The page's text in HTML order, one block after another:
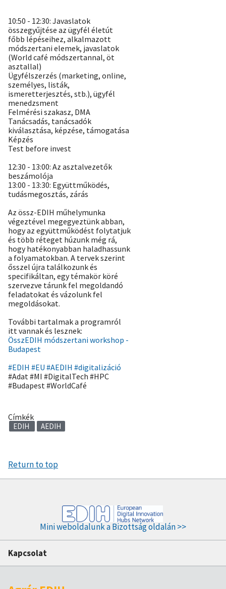
10:50 - 12:30: Javaslatok
összegyűjtése az ügyfél életút
főbb lépéseihez, alkalmazott
módszertani elemek, javaslatok
(World café módszertannal, öt
asztallal)
Ügyfélszerzés (marketing, online,
személyes, listák,
ismeretterjesztés, stb.), ügyfél
menedzsment
Felmérési szakasz, DMA
Tanácsadás, tanácsadók
kiválasztása, képzése, támogatása
Képzés
Test before invest
12:30 - 13:00: Az asztalvezetők
beszámolója
13:00 - 13:30: Együttműködés,
tudásmegosztás, zárás
Az össz-EDIH műhelymunka
végeztével megegyeztünk abban,
hogy az együttműködést folytatjuk
és több réteget húzunk még rá,
hogy hatékonyabban haladhassunk
a folyamatokban. A tervek szerint
ősszel újra találkozunk és
specifikáltan, egy témakör köré
szervezve tárunk fel megoldandó
feladatokat és vázolunk fel
megoldásokat.
További tartalmak a programról
itt vannak és lesznek:
ÖsszEDIH módszertani workshop -
Budapest
#EDIH #EU #AEDIH #digitalizáció
#Adat #MI #DigitalTech #HPC
#Budapest #WorldCafé
Címkék
EDIH AEDIH
Return to top
Mini weboldalunk a Bizottság oldalán >>
Kapcsolat